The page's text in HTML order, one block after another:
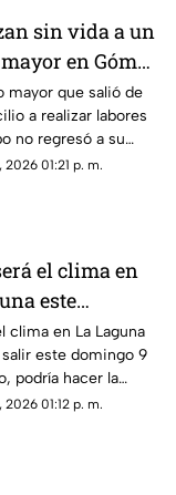
sin vida a un
en Gómez
habría sufrido
mayor que salió de
a realizar labores
no regresó a su
ser buscado por su
01:21 p. m.
el clima en
este
9 de agosto
clima en La Laguna
este domingo 9
podría hacer la
entre un día
01:12 p. m.